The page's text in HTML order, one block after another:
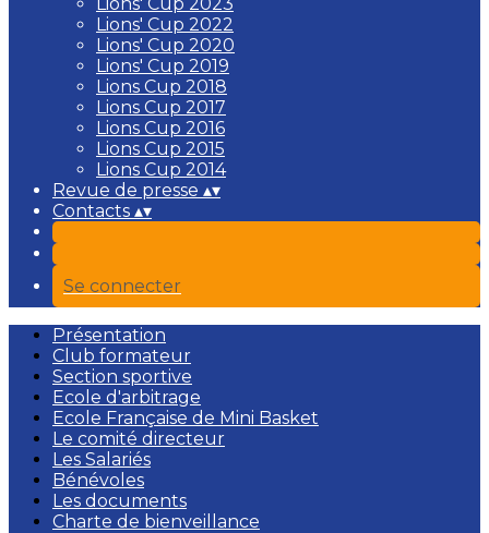
Lions' Cup 2022
Lions' Cup 2020
Lions' Cup 2019
Lions Cup 2018
Lions Cup 2017
Lions Cup 2016
Lions Cup 2015
Lions Cup 2014
Revue de presse ▴▾
Contacts ▴▾
Se connecter
Présentation
Club formateur
Section sportive
Ecole d'arbitrage
Ecole Française de Mini Basket
Le comité directeur
Les Salariés
Bénévoles
Les documents
Charte de bienveillance